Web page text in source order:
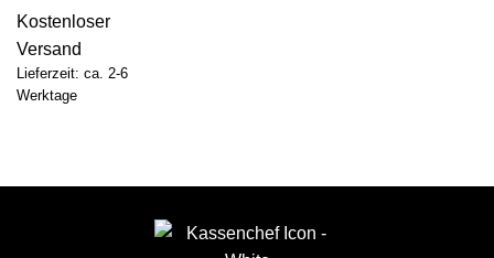
Kostenloser
Versand
Lieferzeit: ca. 2-6
Werktage